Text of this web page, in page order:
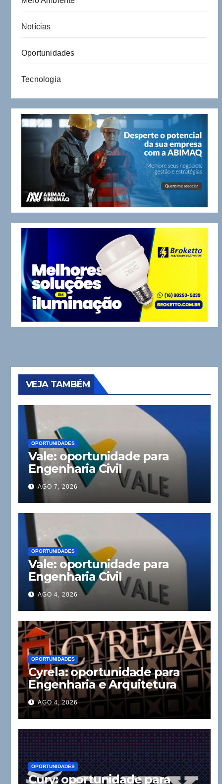
Notícias
Oportunidades
Tecnologia
VEJA TAMBÉM
OPORTUNIDADES
Vale: oportunidade para
Engenharia Civil
AGO 7, 2026
OPORTUNIDADES
Vale: oportunidade para
Engenharia Civil
AGO 4, 2026
OPORTUNIDADES
Cyrela: oportunidade para
Engenharia e Arquitetura
AGO 4, 2026
OPORTUNIDADES
Cury: oportunidade para